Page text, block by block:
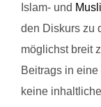
Islam- und
den Diskurs zu
möglichst breit
Beitrags in eine
keine